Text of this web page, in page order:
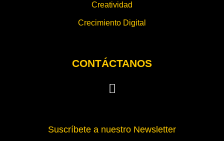
Creatividad
Crecimiento Digital
CONTÁCTANOS
Suscríbete a nuestro Newsletter